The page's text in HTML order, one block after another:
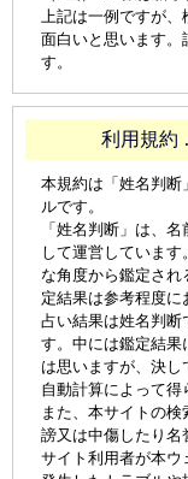
上記は一例ですが
面白いと思います。
す。
利用規約
本規約は「姓名判断
ルです。
「姓名判断」は、
して運営していま
な角度から鑑定され
定結果は参考程度に
占い結果は姓名判断
す。中には鑑定結果
は思いますが、決
自動計算によって得
また、本サイトの
謗又は中傷したり名
サイト利用者が本ウ